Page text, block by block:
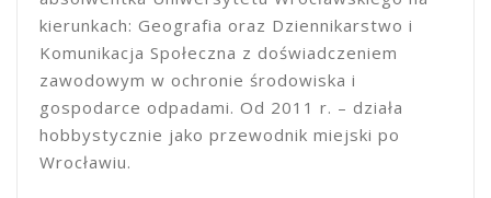
kierunkach: Geografia oraz Dziennikarstwo i
Komunikacja Społeczna z doświadczeniem
zawodowym w ochronie środowiska i
gospodarce odpadami. Od 2011 r. – działa
hobbystycznie jako przewodnik miejski po
Wrocławiu.